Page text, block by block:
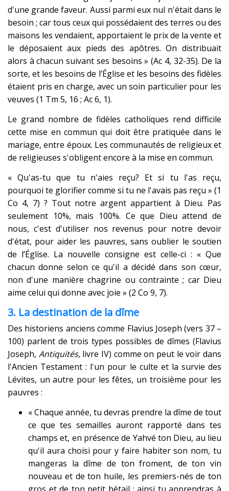
d'une grande faveur. Aussi parmi eux nul n'était dans le
besoin ; car tous ceux qui possédaient des terres ou des
maisons les vendaient, apportaient le prix de la vente et
le déposaient aux pieds des apôtres. On distribuait
alors à chacun suivant ses besoins » (Ac 4, 32-35). De la
sorte, et les besoins de l’Église et les besoins des fidèles
étaient pris en charge, avec un soin particulier pour les
veuves (1 Tm 5, 16 ; Ac 6, 1).
Le grand nombre de fidèles catholiques rend difficile
cette mise en commun qui doit être pratiquée dans le
mariage, entre époux. Les communautés de religieux et
de religieuses s'obligent encore à la mise en commun.
« Qu'as-tu que tu n'aies reçu? Et si tu l'as reçu,
pourquoi te glorifier comme si tu ne l'avais pas reçu » (1
Co 4, 7) ? Tout notre argent appartient à Dieu. Pas
seulement 10%, mais 100%. Ce que Dieu attend de
nous, c'est d'utiliser nos revenus pour notre devoir
d'état, pour aider les pauvres, sans oublier le soutien
de l’Église. La nouvelle consigne est celle-ci : « Que
chacun donne selon ce qu'il a décidé dans son cœur,
non d'une manière chagrine ou contrainte ; car Dieu
aime celui qui donne avec joie » (2 Co 9, 7).
3. La destination de la dîme
Des historiens anciens comme Flavius Joseph (vers 37 –
100) parlent de trois types possibles de dîmes (Flavius
Joseph, Antiquités, livre IV) comme on peut le voir dans
l'Ancien Testament : l'un pour le culte et la survie des
Lévites, un autre pour les fêtes, un troisième pour les
pauvres :
« Chaque année, tu devras prendre la dîme de tout
ce que tes semailles auront rapporté dans tes
champs et, en présence de Yahvé ton Dieu, au lieu
qu'il aura choisi pour y faire habiter son nom, tu
mangeras la dîme de ton froment, de ton vin
nouveau et de ton huile, les premiers-nés de ton